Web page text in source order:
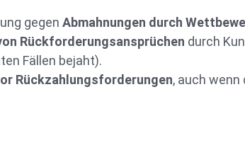
gegen Abmahnungen durch
Rückforderungsansprüchen durch
Fällen bejaht).
Rückzahlungsforderungen, auch